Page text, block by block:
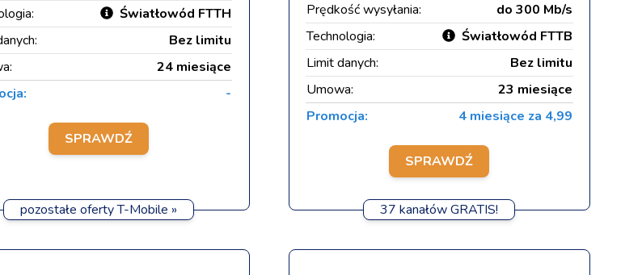
Światłowód FTTH
Bez limitu
24 miesiące
-
SPRAWDŹ
pozostałe oferty T-Mobile »
Prędkość wysyłania:
do 300 Mb/s
Technologia:
Światłowód FTTB
Limit danych:
Bez limitu
Umowa:
23 miesiące
Promocja:
4 miesiące za 4,99
SPRAWDŹ
37 kanałów GRATIS!